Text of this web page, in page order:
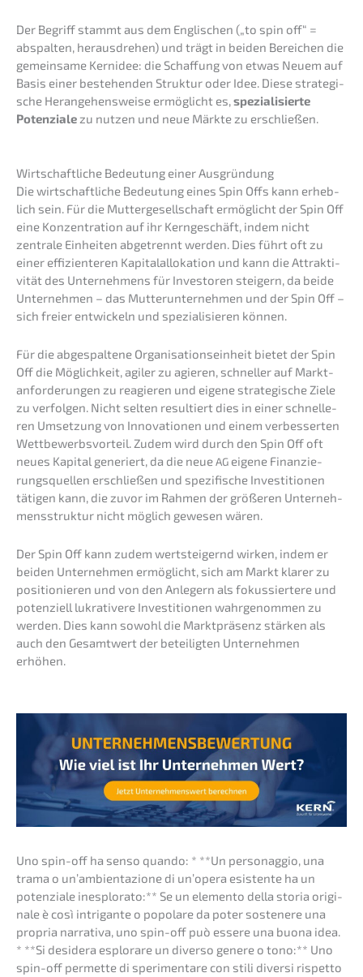
Der Begriff stammt aus dem Engli­schen („to spin off“ =
abspal­ten, heraus­dre­hen) und trägt in beiden Berei­chen die
gemein­sa­me Kernidee: die Schaf­fung von etwas Neuem auf
Basis einer bestehen­den Struk­tur oder Idee. Diese strate­gi­
sche Heran­ge­hens­wei­se ermög­licht es,spezia­li­sier­te
Poten­zia­le zu nutzen und neue Märkte zu erschließen.
Wirtschaft­li­che Bedeu­tung einer Ausgründung
Die wirtschaft­li­che Bedeu­tung eines Spin Offs kann erheb­
lich sein. Für die Mutter­ge­sell­schaft ermög­licht der Spin Off
eine Konzen­tra­ti­on auf ihr Kernge­schäft, indem nicht
zentra­le Einhei­ten abgetrennt werden. Dies führt oft zu
einer effizi­en­te­ren Kapital­al­lo­ka­ti­on und kann die Attrak­ti­
vi­tät des Unter­neh­mens für Inves­to­ren steigern, da beide
Unter­neh­men – das Mutter­un­ter­neh­men und der Spin Off –
sich freier entwi­ckeln und spezia­li­sie­ren können.
Für die abgespal­te­ne Organi­sa­ti­ons­ein­heit bietet der Spin
Off die Möglich­keit, agiler zu agieren, schnel­ler auf Markt­
an­for­de­run­gen zu reagie­ren und eigene strate­gi­sche Ziele
zu verfol­gen. Nicht selten resul­tiert dies in einer schnel­le­
ren Umset­zung von Innova­tio­nen und einem verbes­ser­ten
Wettbe­werbs­vor­teil. Zudem wird durch den Spin Off oft
neues Kapital generiert, da die neueAG eigene Finan­zie­
rungs­quel­len erschlie­ßen und spezi­fi­sche Inves­ti­tio­nen
tätigen kann, die zuvor im Rahmen der größe­ren Unter­neh­
mens­struk­tur nicht möglich gewesen wären.
Der Spin Off kann zudem wertstei­gernd wirken, indem er
beiden Unter­neh­men ermög­licht, sich am Markt klarer zu
positio­nie­ren und von den Anlegern als fokus­sier­te­re und
poten­zi­ell lukra­ti­ve­re Inves­ti­tio­nen wahrge­nom­men zu
werden. Dies kann sowohl die Markt­prä­senz stärken als
auch den Gesamt­wert der betei­lig­ten Unter­neh­men
erhöhen.
Uno spin-off ha senso quando: * **Un person­ag­gio, una
trama o un’am­bi­en­ta­zio­ne di un’ope­ra esisten­te ha un
poten­zia­le inesplo­ra­to:** Se un elemen­to della storia origi­
na­le è così intri­gan­te o popola­re da poter sostene­re una
propria narra­ti­va, uno spin-off può essere una buona idea.
* **Si deside­ra esplo­ra­re un diver­so genere o tono:** Uno
spin-off permet­te di speri­men­ta­re con stili diver­si rispet­to